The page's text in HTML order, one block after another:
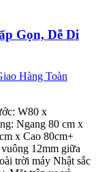
Gọn, Dễ Di
W80 x
Ngang 80 cm x
x Cao 80cm+
12mm giữa
trời máy Nhật sắc